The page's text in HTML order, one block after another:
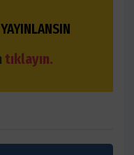
tıklayın.